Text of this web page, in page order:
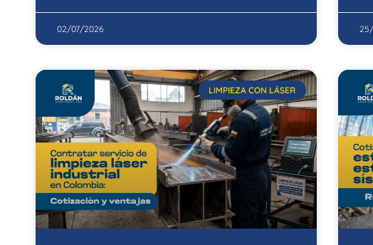
02/07/2026
LIMPIEZA CON LÁSER